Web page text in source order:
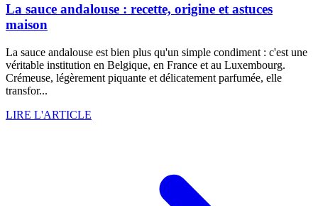
La sauce andalouse : recette, origine et astuces
maison
La sauce andalouse est bien plus qu'un simple condiment : c'est une
véritable institution en Belgique, en France et au Luxembourg.
Crémeuse, légèrement piquante et délicatement parfumée, elle
transfor...
LIRE L'ARTICLE